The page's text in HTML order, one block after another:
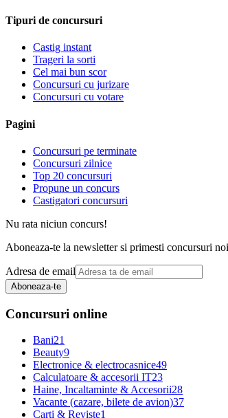
Tipuri de concursuri
Castig instant
Trageri la sorti
Cel mai bun scor
Concursuri cu jurizare
Concursuri cu votare
Pagini
Concursuri pe terminate
Concursuri zilnice
Top 20 concursuri
Propune un concurs
Castigatori concursuri
Nu rata niciun concurs!
Aboneaza-te la newsletter si primesti concursuri
Adresa de email
Aboneaza-te
Concursuri online
Bani21
Beauty9
Electronice & electrocasnice49
Calculatoare & accesorii IT23
Haine, Incaltaminte & Accesorii28
Vacante (cazare, bilete de avion)37
Carti & Reviste1